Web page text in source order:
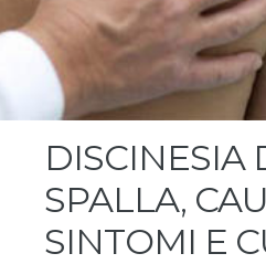
DISCINESIA
SPALLA,
SINTOMI E